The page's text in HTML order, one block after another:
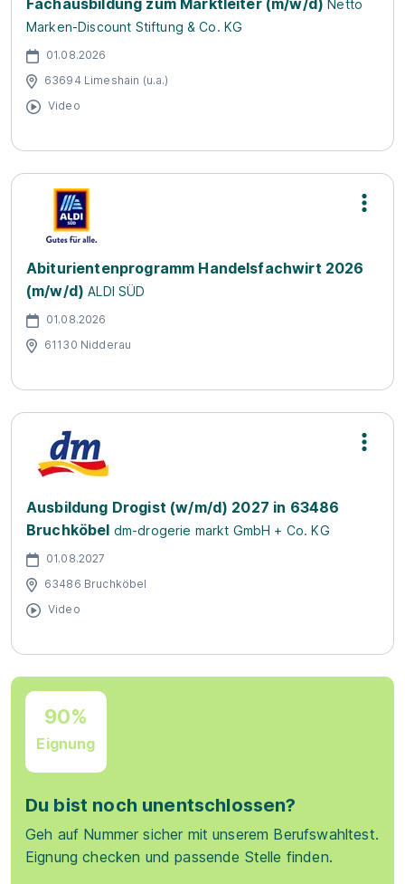
Fachausbildung zum Marktleiter (m/w/d) Netto
Marken-Discount Stiftung & Co. KG
01.08.2026
63694 Limeshain (u.a.)
Video
Abiturientenprogramm Handelsfachwirt 2026
(m/w/d) ALDI SÜD
01.08.2026
61130 Nidderau
Ausbildung Drogist (w/m/d) 2027 in 63486
Bruchköbel dm-drogerie markt GmbH + Co. KG
01.08.2027
63486 Bruchköbel
Video
90%
Eignung
Du bist noch unentschlossen?
Geh auf Nummer sicher mit unserem Berufswahltest.
Eignung checken und passende Stelle finden.